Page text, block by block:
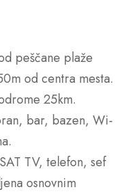
peščane plaže
od centra mesta.
25km.
bar, bazen, Wi-
TV, telefon, sef
osnovnim